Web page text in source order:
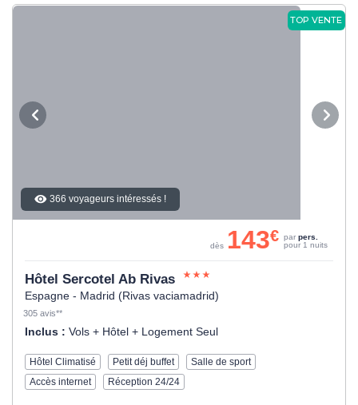
TOP VENTE
366 voyageurs intéressés !
Hôtel Sercotel Ab Rivas
Espagne - Madrid (Rivas vaciamadrid)
305 avis**
Inclus : Vols + Hôtel + Logement Seul
Hôtel Climatisé Petit déj buffet
Salle de sport
Accès internet
Réception 24/24
dès 143€ par pers.
pour 1 nuits